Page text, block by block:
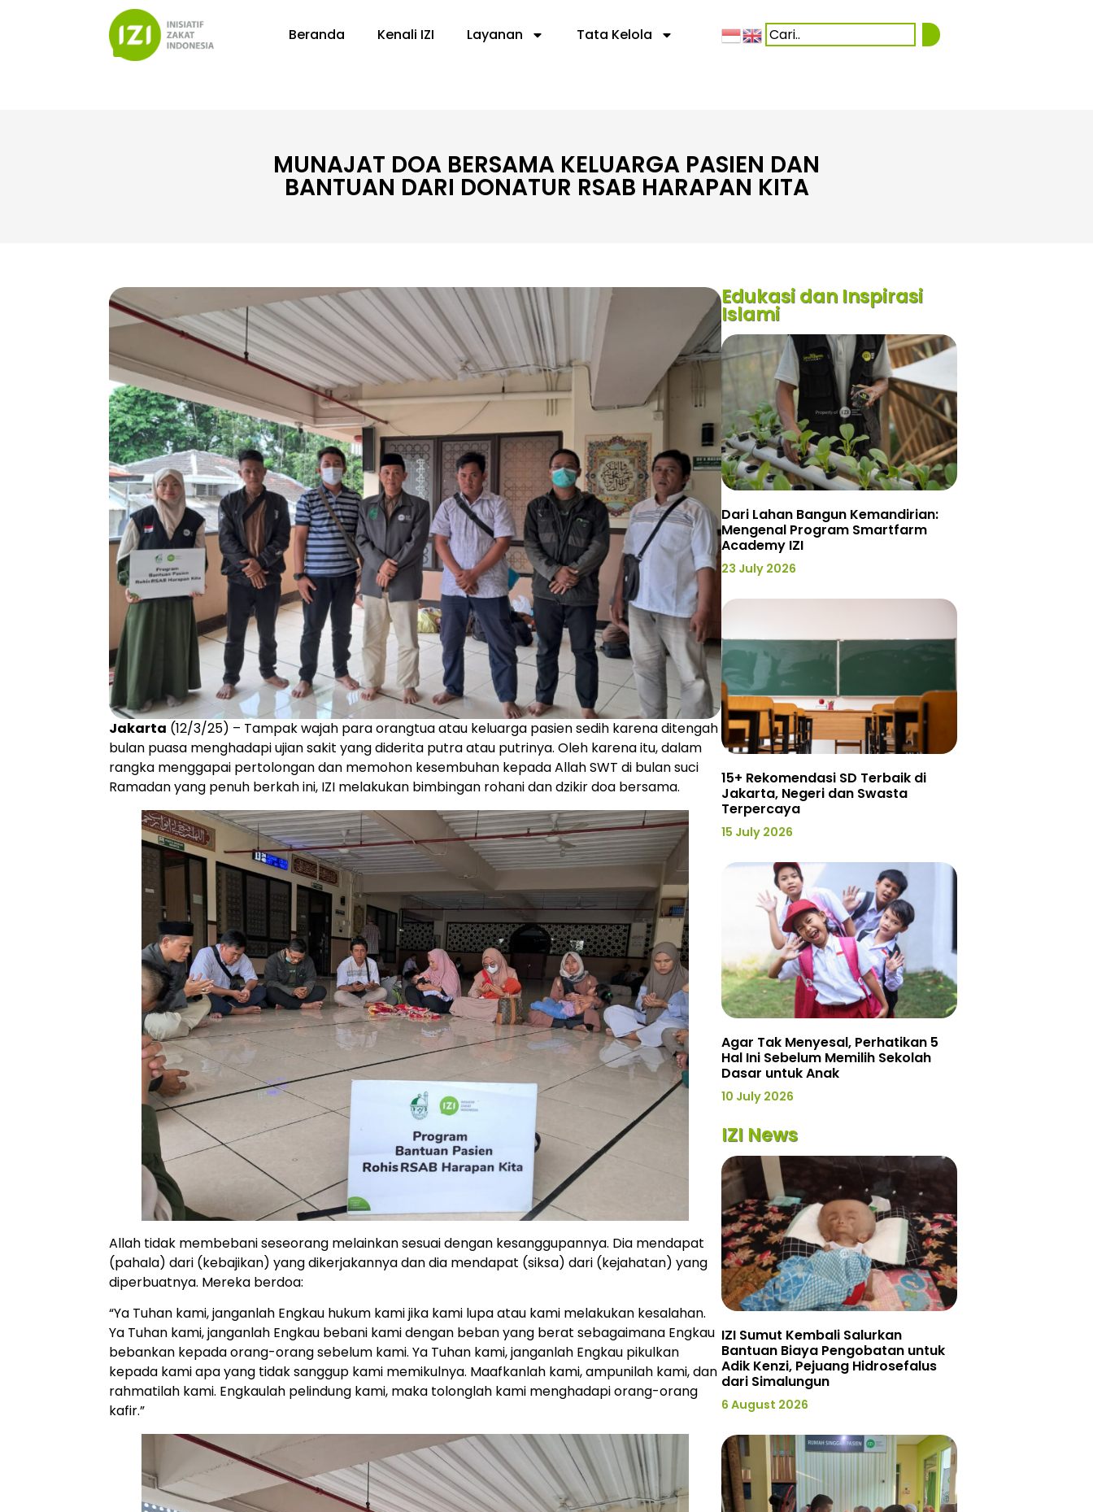
Beranda Kenali IZI Layanan Tata Kelola
MUNAJAT DOA BERSAMA KELUARGA PASIEN DAN
BANTUAN DARI DONATUR RSAB HARAPAN KITA
Jakarta (12/3/25) – Tampak wajah para orangtua atau keluarga pasien sedih karena ditengah
bulan puasa menghadapi ujian sakit yang diderita putra atau putrinya. Oleh karena itu, dalam
rangka menggapai pertolongan dan memohon kesembuhan kepada Allah SWT di bulan suci
Ramadan yang penuh berkah ini, IZI melakukan bimbingan rohani dan dzikir doa bersama.
Allah tidak membebani seseorang melainkan sesuai dengan kesanggupannya. Dia mendapat
(pahala) dari (kebajikan) yang dikerjakannya dan dia mendapat (siksa) dari (kejahatan) yang
diperbuatnya. Mereka berdoa:
“Ya Tuhan kami, janganlah Engkau hukum kami jika kami lupa atau kami melakukan kesalahan.
Ya Tuhan kami, janganlah Engkau bebani kami dengan beban yang berat sebagaimana Engkau
bebankan kepada orang-orang sebelum kami. Ya Tuhan kami, janganlah Engkau pikulkan
kepada kami apa yang tidak sanggup kami memikulnya. Maafkanlah kami, ampunilah kami, dan
rahmatilah kami. Engkaulah pelindung kami, maka tolonglah kami menghadapi orang-orang
kafir.”
Edukasi dan Inspirasi
Islami
Dari Lahan Bangun Kemandirian:
Mengenal Program Smartfarm
Academy IZI
23 July 2026
15+ Rekomendasi SD Terbaik di
Jakarta, Negeri dan Swasta
Terpercaya
15 July 2026
Agar Tak Menyesal, Perhatikan 5
Hal Ini Sebelum Memilih Sekolah
Dasar untuk Anak
10 July 2026
IZI News
IZI Sumut Kembali Salurkan
Bantuan Biaya Pengobatan untuk
Adik Kenzi, Pejuang Hidrosefalus
dari Simalungun
6 August 2026